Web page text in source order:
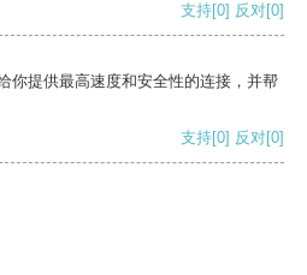
支持[0] 反对[0]
你提供最高速度和安全性的连接，并帮
支持[0] 反对[0]